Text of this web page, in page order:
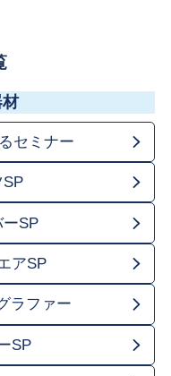
材
セミナー
SP
SP
アSP
ラファー
SP